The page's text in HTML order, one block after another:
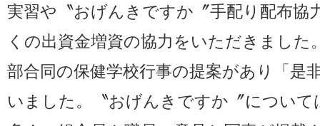
実習や〝おげんきですか〞手配り配布協
くの出資金増資の協力をいただきました
部合同の保健学校行事の提案があり「是
いました。〝おげんきですか〞について